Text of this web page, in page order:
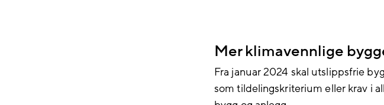
Mer klimavennlige
Fra januar 2024 skal utslippsfrie
som tildelingskriterium eller krav i